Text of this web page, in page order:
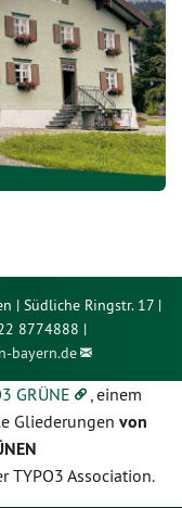
| Südliche Ringstr. 17 |
8774888 |
bayern.de
GRÜNE , einem
Gliederungen von
TYPO3 Association.